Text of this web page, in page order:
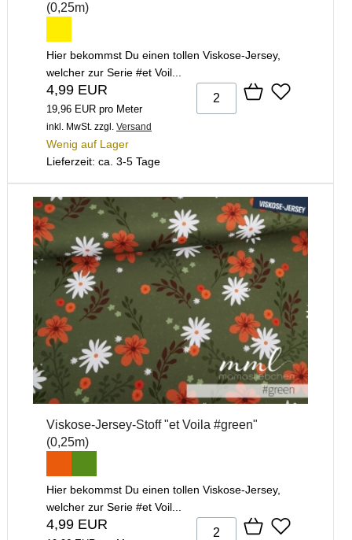
(0,25m)
Hier bekommst Du einen tollen Viskose-Jersey,
welcher zur Serie #et Voil...
4,99 EUR
19,96 EUR pro Meter
inkl. MwSt. zzgl. Versand
Wenig auf Lager
Lieferzeit: ca. 3-5 Tage
Viskose-Jersey-Stoff "et Voila #green"
(0,25m)
Hier bekommst Du einen tollen Viskose-Jersey,
welcher zur Serie #et Voil...
4,99 EUR